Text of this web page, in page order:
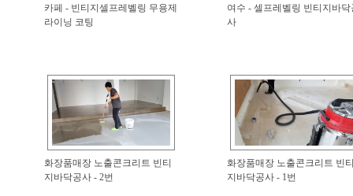
카페 - 빈티지셀프레벨링 무용제
라이닝 코팅
여수 - 셀프레벨링 빈티지바닥
사
화장품매장 노출콘크리트 빈티
지바닥공사 - 2번
화장품매장 노출콘크리트 빈
지바닥공사 - 1번